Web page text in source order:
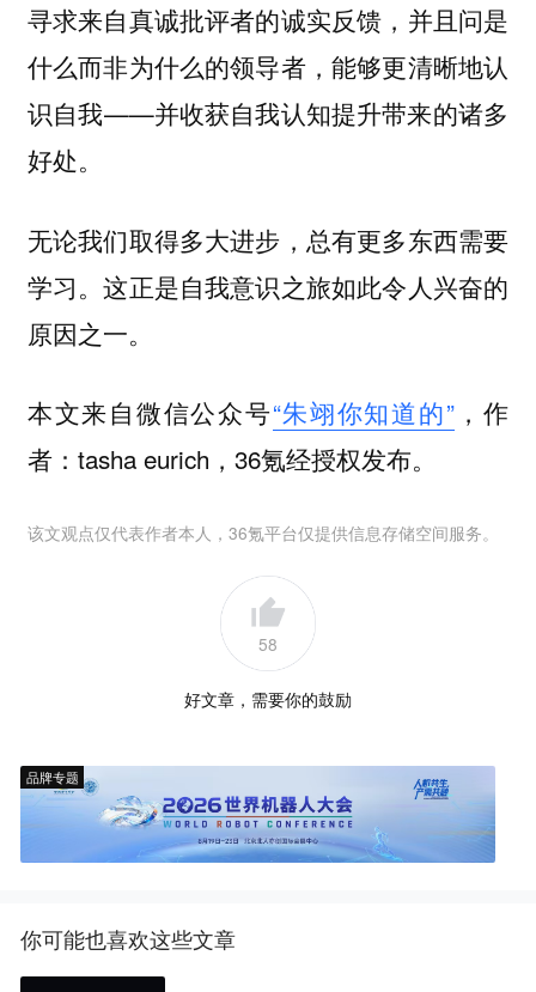
寻求来自真诚批评者的诚实反馈，并且问是
什么而非为什么的领导者，能够更清晰地认
识自我——并收获自我认知提升带来的诸多
好处。
无论我们取得多大进步，总有更多东西需要
学习。这正是自我意识之旅如此令人兴奋的
原因之一。
本文来自微信公众号“朱翊你知道的”，作
者：tasha eurich，36氪经授权发布。
该文观点仅代表作者本人，36氪平台仅提供信息存储空间服务。
58
好文章，需要你的鼓励
品牌专题
你可能也喜欢这些文章